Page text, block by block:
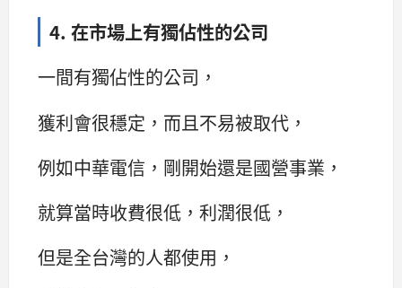
4. 在市場上有獨佔性的公司
一間有獨佔性的公司，
獲利會很穩定，而且不易被取代，
例如中華電信，剛開始還是國營事業，
就算當時收費很低，利潤很低，
但是全台灣的人都使用，